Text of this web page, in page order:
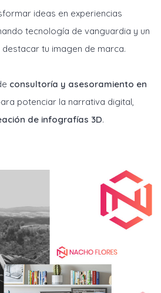
ideas en experiencias
tecnología de vanguardia y un
tu imagen de marca.
consultoría y asesoramiento en
potenciar la narrativa digital,
de infografías 3D.